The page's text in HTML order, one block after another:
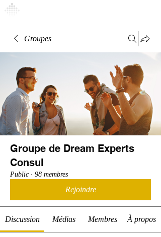
Groupes
Groupe de Dream Experts
Consul
Public · 98 membres
Rejoindre
Discussion Médias Membres À propos